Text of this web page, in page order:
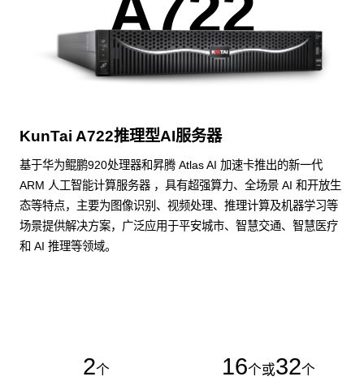
KunTai A722推理型AI服务器
基于华为鲲鹏920处理器和昇腾 Atlas AI 加速卡推出的新一代
ARM 人工智能计算服务器 ，具有超强算力、全场景 AI 和开放生
态等特点，主要为图像识别、视频处理、推理计算及机器学习等
场景提供解决方案，广泛应用于平安城市、智慧交通、智慧医疗
和 AI 推理等领域。
2个 16个或32个